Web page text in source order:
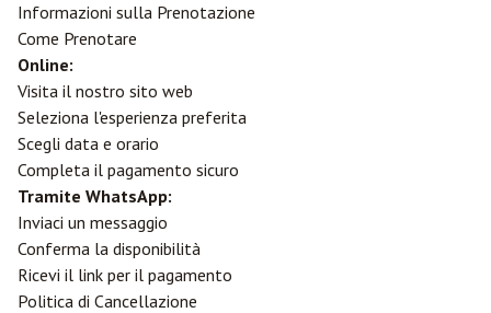
Informazioni sulla Prenotazione
Come Prenotare
Online:
Visita il nostro sito web
Seleziona l'esperienza preferita
Scegli data e orario
Completa il pagamento sicuro
Tramite WhatsApp:
Inviaci un messaggio
Conferma la disponibilità
Ricevi il link per il pagamento
Politica di Cancellazione